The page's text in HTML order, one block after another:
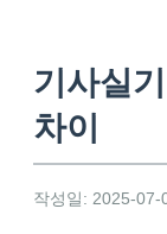
기사실
차이
작성일: 2025-07-